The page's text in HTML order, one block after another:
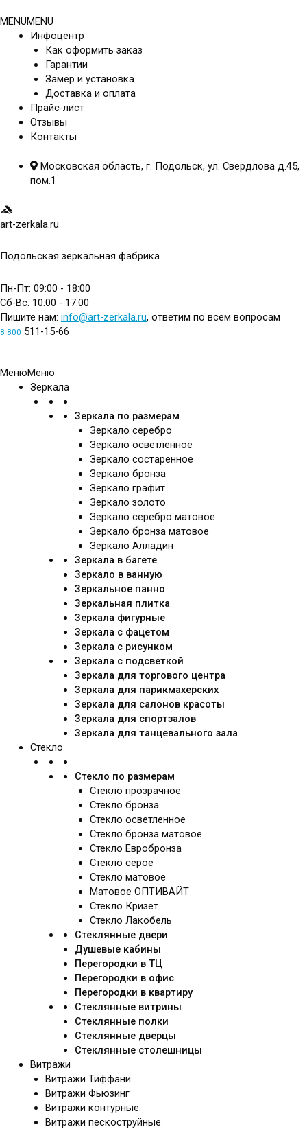
к
содержимому
MENUMENU
Инфоцентр
Как оформить заказ
Гарантии
Замер и установка
Доставка и оплата
Прайс-лист
Отзывы
Контакты
Московская область, г. Подольск, ул. Свердлова д.45,
пом.1
art-zerkala.ru
Подольская зеркальная фабрика
Пн-Пт: 09:00 - 18:00
Сб-Вс: 10:00 - 17:00
Пишите нам: info@art-zerkala.ru, ответим по всем вопросам
8 800 511-15-66
МенюМеню
Зеркала
Зеркала по размерам
Зеркало серебро
Зеркало осветленное
Зеркало состаренное
Зеркало бронза
Зеркало графит
Зеркало золото
Зеркало серебро матовое
Зеркало бронза матовое
Зеркало Алладин
Зеркала в багете
Зеркало в ванную
Зеркальное панно
Зеркальная плитка
Зеркала фигурные
Зеркала с фацетом
Зеркала с рисунком
Зеркала с подсветкой
Зеркала для торгового центра
Зеркала для парикмахерских
Зеркала для салонов красоты
Зеркала для спортзалов
Зеркала для танцевального зала
Стекло
Стекло по размерам
Стекло прозрачное
Стекло бронза
Стекло осветленное
Стекло бронза матовое
Стекло Евробронза
Стекло серое
Стекло матовое
Матовое ОПТИВАЙТ
Стекло Кризет
Стекло Лакобель
Стеклянные двери
Душевые кабины
Перегородки в ТЦ
Перегородки в офис
Перегородки в квартиру
Стеклянные витрины
Стеклянные полки
Стеклянные дверцы
Стеклянные столешницы
Витражи
Витражи Тиффани
Витражи Фьюзинг
Витражи контурные
Витражи пескоструйные